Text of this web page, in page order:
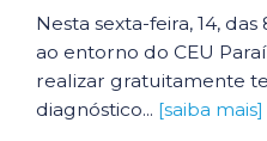
Nesta sexta-feira, 14,
ao entorno do CEU
realizar gratuitamente
diagnóstico... [saiba mais]